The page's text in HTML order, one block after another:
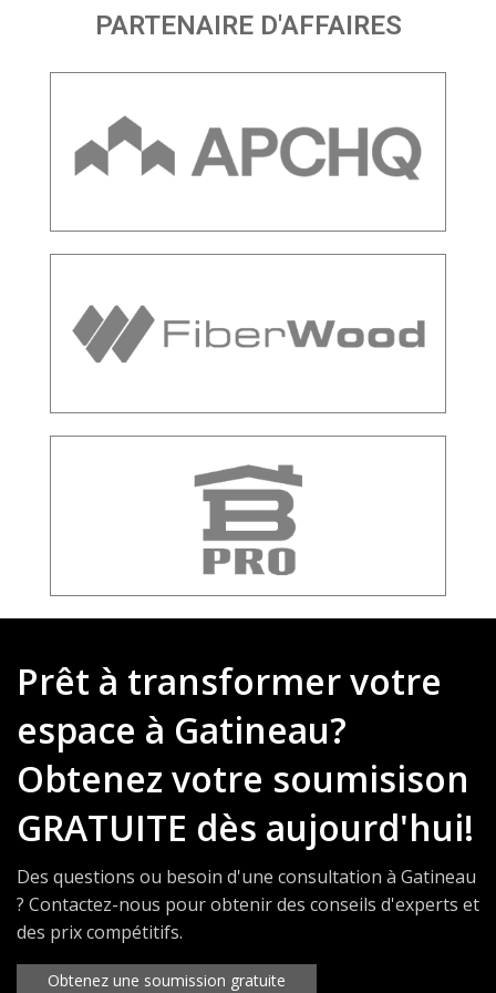
PARTENAIRE D'AFFAIRES
Prêt à transformer votre
espace à Gatineau?
Obtenez votre soumisison
GRATUITE dès aujourd'hui!
Des questions ou besoin d'une consultation à Gatineau
? Contactez-nous pour obtenir des conseils d'experts et
des prix compétitifs.
Obtenez une soumission gratuite